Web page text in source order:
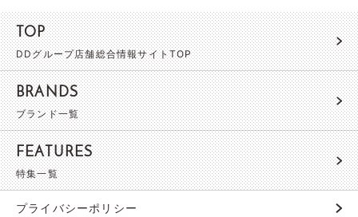
TOP
DDグループ店舗総合情報サイトTOP
BRANDS
ブランド一覧
FEATURES
特集一覧
プライバシーポリシー